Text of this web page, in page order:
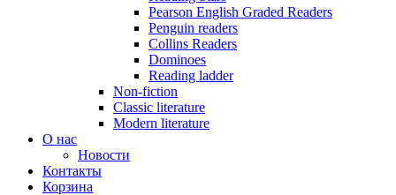
Pearson English Graded Readers
Penguin readers
Collins Readers
Dominoes
Reading ladder
Non-fiction
Classic literature
Modern literature
О нас
Новости
Контакты
Корзина